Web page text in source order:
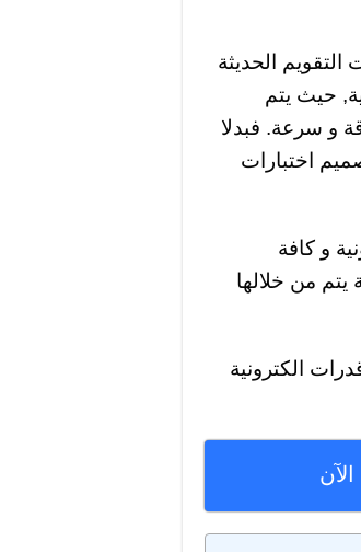
الحديثة
حيث يتم
و سرعة. فبدلا
اختبارات
و كافة
يتم من خلالها
الكترونية